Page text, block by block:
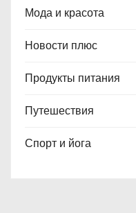
Мода и красота
Новости плюс
Продукты питания
Путешествия
Спорт и йога